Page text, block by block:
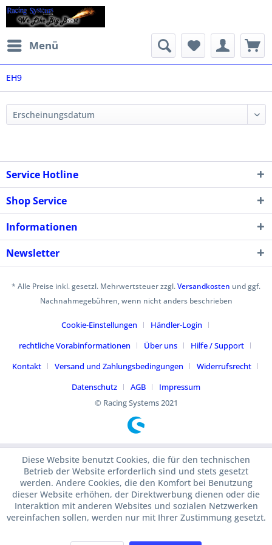
Menü
EH9
Service Hotline
Shop Service
Informationen
Newsletter
* Alle Preise inkl. gesetzl. Mehrwertsteuer zzgl.Versandkosten und ggf.
Nachnahmegebühren, wenn nicht anders beschrieben
Cookie-Einstellungen
Händler-Login
rechtliche Vorabinformationen
Über uns
Hilfe / Support
Kontakt
Versand und Zahlungsbedingungen
Widerrufsrecht
Datenschutz
AGB
Impressum
© Racing Systems 2021
Diese Website benutzt Cookies, die für den technischen
Betrieb der Website erforderlich sind und stets gesetzt
werden. Andere Cookies, die den Komfort bei Benutzung
dieser Website erhöhen, der Direktwerbung dienen oder die
Interaktion mit anderen Websites und sozialen Netzwerken
vereinfachen sollen, werden nur mit Ihrer Zustimmung gesetzt.